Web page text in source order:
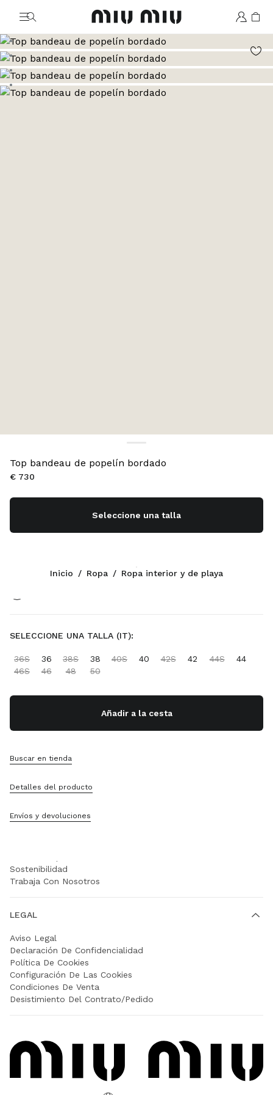
MiuMiu logo
Ver la imagen 1
Ver la imagen 2
Ver la imagen 3
Ver la imagen 4
Ver la imagen 5
Top bandeau de popelín bordado
€ 730
Seleccione una talla
Blanco/Rojo/Bermellón
SELECCIONE UNA TALLA (IT):
36S 36 38S 38 40S 40 42S 42 44S
44
46S
46 48 50
Añadir a la cesta
Buscar en tienda
Detalles del producto
Envíos y devoluciones
Inicio / Ropa / Ropa interior y de playa
CONTACTOS
+34 91 123 77 74
Escríbanos Por WhatsApp
Localizador De Tiendas
Servicios Miu Miu
Preguntas Frecuentes
Sostenibilidad
Trabaja Con Nosotros
LEGAL
Aviso Legal
Declaración De Confidencialidad
Política De Cookies
Configuración De Las Cookies
Condiciones De Venta
Desistimiento Del Contrato/Pedido